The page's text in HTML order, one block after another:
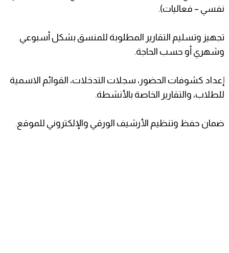
نفسي – فعاليات).
تجهيز وتسليم التقارير المطلوبة للمنسق بشكل أسبوعي
وشهري أو حسب الحاجة.
إعداد كشوفات الحضور، سجلات التدخلات، القوائم الاسمية
للطلاب، والتقارير الخاصة بالأنشطة.
ضمان حفظ وتنظيم الأرشيف الورقي والإلكتروني للموقع.